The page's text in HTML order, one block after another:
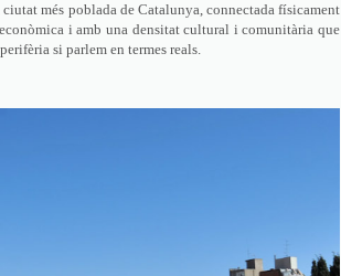
més poblada de Catalunya, connectada físicament
i amb una densitat cultural i comunitària que
si parlem en termes reals.